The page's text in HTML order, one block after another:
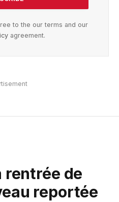
to the our terms and our
agreement.
rentrée de
reportée